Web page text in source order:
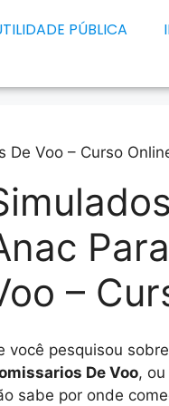
PÚBLICA
De Voo – Curso
–
você pesquisou
De Voo,
sabe por onde